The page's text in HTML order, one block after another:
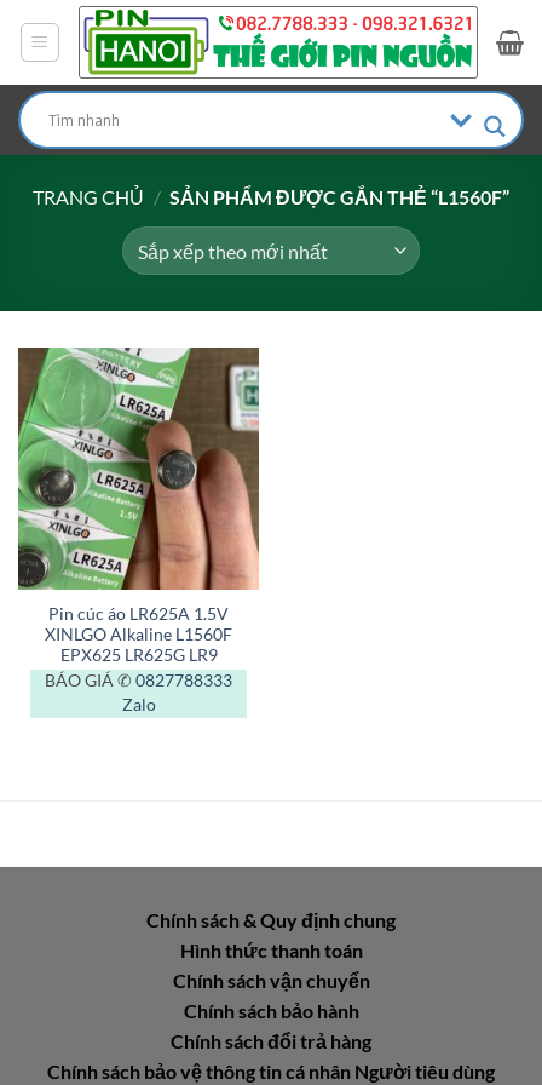
dung
TRANG CHỦ / SẢN PHẨM ĐƯỢC GẮN THẺ “L1560F”
Pin cúc áo LR625A 1.5V
XINLGO Alkaline L1560F
EPX625 LR625G LR9
BÁO GIÁ ✆ 0827788333
Zalo
Chính sách & Quy định chung
Hình thức thanh toán
Chính sách vận chuyển
Chính sách bảo hành
Chính sách đổi trả hàng
Chính sách bảo vệ thông tin cá nhân Người tiêu dùng